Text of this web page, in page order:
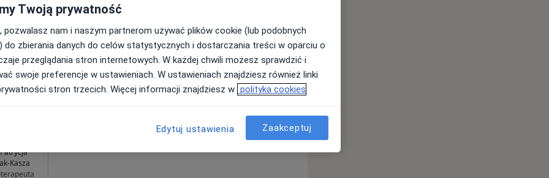
190 zł
Kasza
Twoją prywatność
pozwalasz nam i naszym partnerom używać plików cookie (lub podobnych
do zbierania danych do celów statystycznych i dostarczania treści w oparciu o
przeglądania stron internetowych. W każdej chwili możesz sprawdzić i
swoje preferencje w ustawieniach. W ustawieniach znajdziesz również linki
stron trzecich. Więcej informacji znajdziesz w polityka cookies
Edytuj ustawienia Zaakceptuj